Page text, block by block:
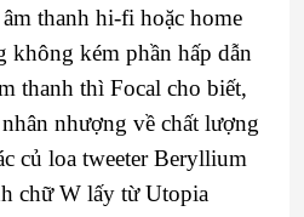
thanh hi-fi hoặc home
không kém phần hấp dẫn
thanh thì Focal cho biết,
nhượng về chất lượng
củ loa tweeter Beryllium
chữ W lấy từ Utopia